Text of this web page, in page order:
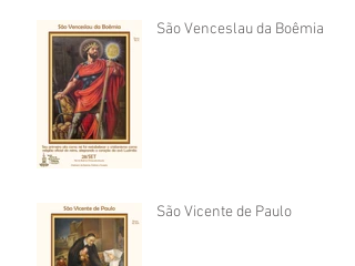
São Venceslau da Boêmia
São Vicente de Paulo